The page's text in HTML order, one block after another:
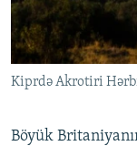
Kiprdə Akrotiri
Böyük